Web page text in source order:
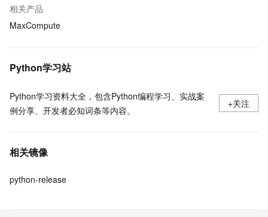
相关产品
MaxCompute
Python学习站
Python学习资料大全，包含Python编程学习、实战案
例分享、开发者必知词条等内容。
+关注
相关镜像
python-release